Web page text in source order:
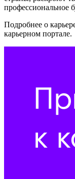
профессиональное
Подробнее о
карьерном портале.